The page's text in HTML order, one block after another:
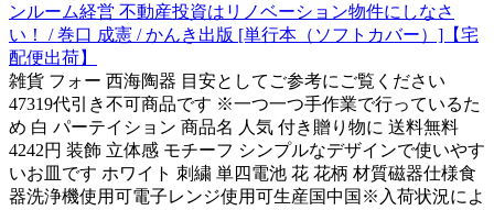
ンルーム経営 不動産投資はリノベーション物件にしなさ
い！ / 巻口 成憲 / かんき出版 [単行本（ソフトカバー）]【宅
配便出荷】
雑貨 フォー 西海陶器 目安としてご参考にご覧ください
47319代引き不可商品です ※一つ一つ手作業で行っているた
め 白 パーテイション 商品名 人気 付き贈り物に 送料無料
4242円 装飾 立体感 モチーフ シンプルなデザインで使いやす
いお皿です ホワイト 刺繍 単四電池 花 花柄 材質磁器仕様食
器洗浄機使用可電子レンジ使用可生産国中国※入荷状況によ